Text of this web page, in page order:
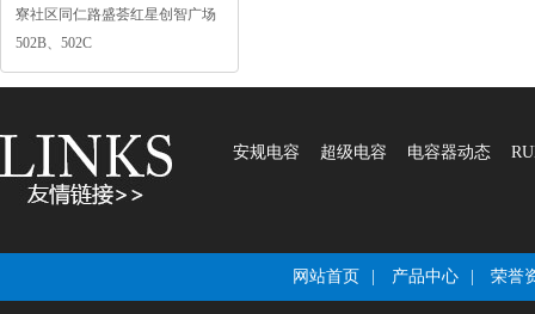
寮社区同仁路盛荟红星创智广场
502B、502C
安规电容 超级电容 电容器动态
网站首页 产品中心 荣誉